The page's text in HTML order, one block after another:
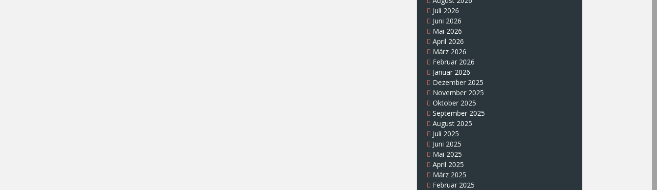
Juli 2026
Juni 2026
Mai 2026
April 2026
März 2026
Februar 2026
Januar 2026
Dezember 2025
November 2025
Oktober 2025
September 2025
August 2025
Juli 2025
Juni 2025
Mai 2025
April 2025
März 2025
Februar 2025